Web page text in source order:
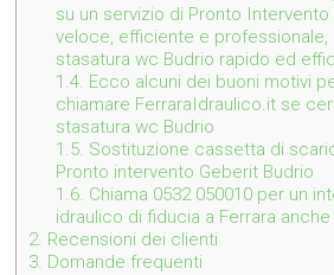
su un servizio di Pronto
veloce, efficiente e professionale,
stasatura wc Budrio rapido ed
1.4. Ecco alcuni dei buoni motivi
chiamare FerraraIdraulico.it se
stasatura wc Budrio
1.5. Sostituzione cassetta di
Pronto intervento Geberit Budrio
1.6. Chiama 0532 050010 per un
idraulico di fiducia a Ferrara anche
2. Recensioni dei clienti
3. Domande frequenti